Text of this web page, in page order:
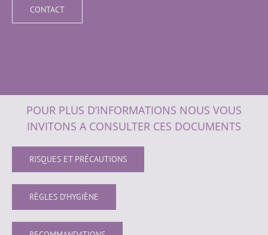
CONTACT
POUR PLUS D’INFORMATIONS NOUS VOUS
INVITONS A CONSULTER CES DOCUMENTS
RISQUES ET PRÉCAUTIONS
RÈGLES D’HYGIÈNE